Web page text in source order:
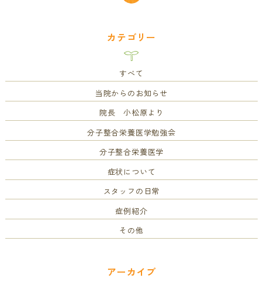
カテゴリー
すべて
当院からのお知らせ
院長 小松原より
分子整合栄養医学勉強会
分子整合栄養医学
症状について
スタッフの日常
症例紹介
その他
アーカイブ